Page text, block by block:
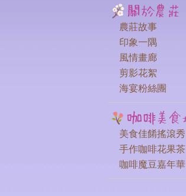
農莊故事
印象一隅
風情畫廊
剪影花絮
海宴粉絲團
美食佳餚搖滾秀
手作咖啡花果茶
咖啡魔豆嘉年華